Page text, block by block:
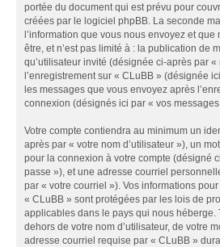
portée du document qui est prévu pour
créées par le logiciel phpBB. La seconde
l’information que vous nous envoyez et
être, et n’est pas limité à : la publication de
qu’utilisateur invité (désignée ci-après par
l’enregistrement sur « CLuBB » (désignée
les messages que vous envoyez après
connexion (désignés ici par « vos
Votre compte contiendra au minimum un
après par « votre nom d’utilisateur »), un
pour la connexion à votre compte (désigné
passe »), et une adresse courriel
par « votre courriel »). Vos informations
« CLuBB » sont protégées par les lois de
applicables dans le pays qui nous héberge.
dehors de votre nom d’utilisateur, de votre
adresse courriel requise par « CLuBB »